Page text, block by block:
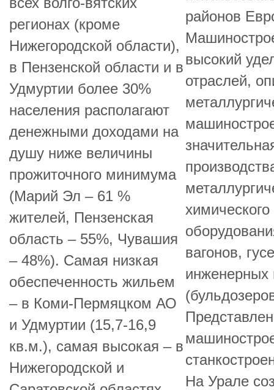
регионах (кроме
Нижегородской области),
в Пензенской области и в
Удмуртии более 30%
населения располагают
денежными доходами на
душу ниже величины
прожиточного минимума
(Марий Эл – 61 %
жителей, Пензенская
область – 55%, Чувашия
– 48%). Самая низкая
обеспеченность жильем
– в Коми-Пермяцком АО
и Удмуртии (15,7-16,9
кв.м.), самая высокая – в
Нижегородской и
районов
высокий
отраслей,
химического
вагонов,
инженерных
На Урале